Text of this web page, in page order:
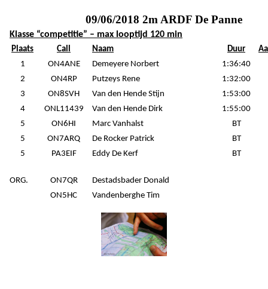
09/06/2018 2m ARDF De Panne
Klasse “competitie” – max looptijd 120 min
Plaats Call Naam Duur
1
ON4ANE Demeyere Norbert
1:36:40
2
ON4RP Putzeys Rene
1:32:00
3
ON8SVH Van den Hende Stijn
1:53:00
4
ONL11439 Van den Hende Dirk
1:55:00
5
ON6HI Marc Vanhalst
BT
5
ON7ARQ De Rocker Patrick
BT
5
PA3EIF Eddy De Kerf BT
ORG. ON7QR
Destadsbader Donald
ON5HC
Vandenberghe Tim